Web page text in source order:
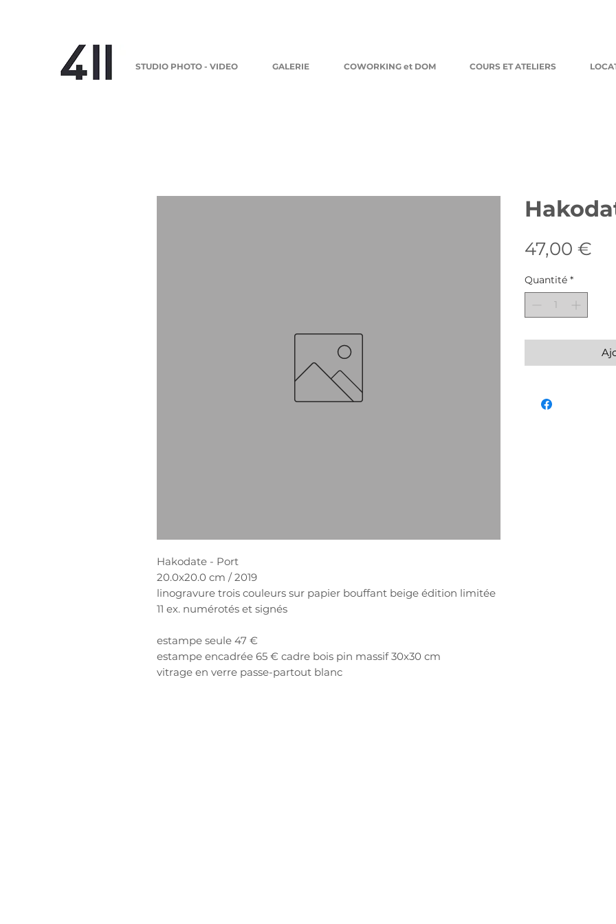
STUDIO PHOTO - VIDEO GALERIE COWORKING et DOM COURS ET ATELIERS
Hakodate - Port
20.0x20.0 cm / 2019
linogravure trois couleurs sur papier bouffant beige édition limitée
11 ex. numérotés et signés
estampe seule 47 €
estampe encadrée 65 € cadre bois pin massif 30x30 cm
vitrage en verre passe-partout blanc
47,00 €Prix
Quantité *